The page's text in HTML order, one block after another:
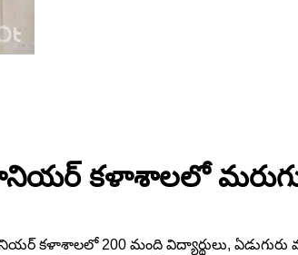
కళాశాలలో
కళాశాలలో 200 మంది విద్యార్థులు,